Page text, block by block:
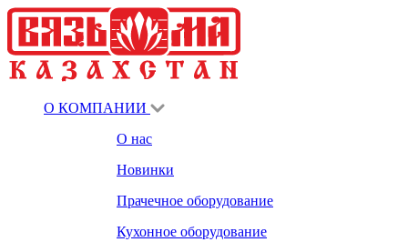
О КОМПАНИИ
О нас
Новинки
Прачечное оборудование
Кухонное оборудование